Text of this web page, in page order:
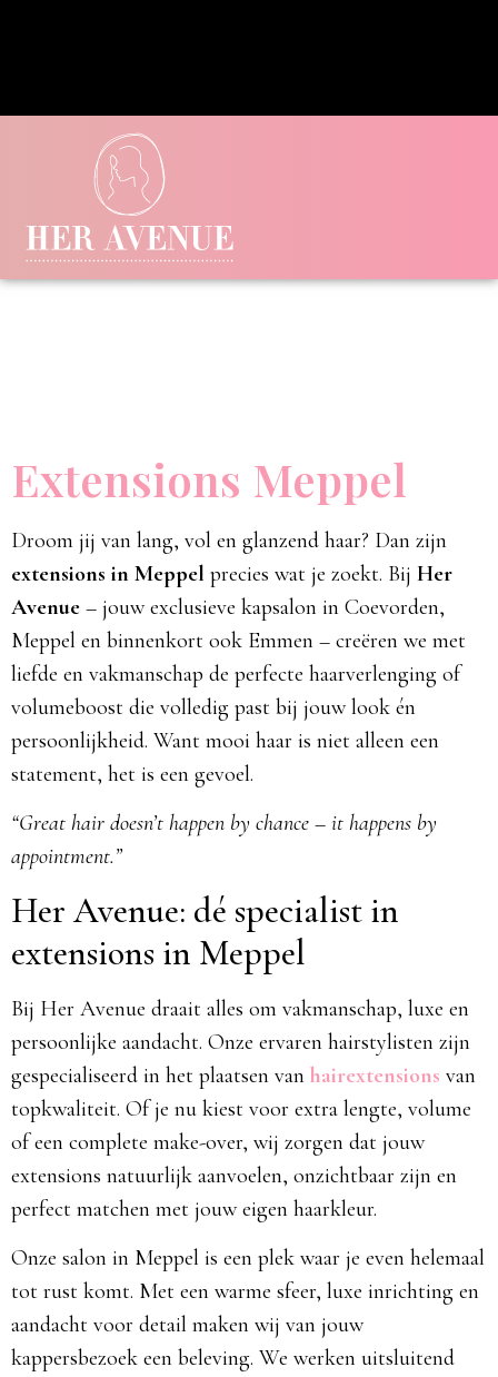
Extensions Meppel
Droom jij van lang, vol en glanzend haar? Dan zijn
extensions in Meppel precies wat je zoekt. Bij Her
Avenue – jouw exclusieve kapsalon in Coevorden,
Meppel en binnenkort ook Emmen – creëren we met
liefde en vakmanschap de perfecte haarverlenging of
volumeboost die volledig past bij jouw look én
persoonlijkheid. Want mooi haar is niet alleen een
statement, het is een gevoel.
“Great hair doesn’t happen by chance – it happens by
appointment.”
Her Avenue: dé specialist in
extensions in Meppel
Bij Her Avenue draait alles om vakmanschap, luxe en
persoonlijke aandacht. Onze ervaren hairstylisten zijn
gespecialiseerd in het plaatsen van hairextensions van
topkwaliteit. Of je nu kiest voor extra lengte, volume
of een complete make-over, wij zorgen dat jouw
extensions natuurlijk aanvoelen, onzichtbaar zijn en
perfect matchen met jouw eigen haarkleur.
Onze salon in Meppel is een plek waar je even helemaal
tot rust komt. Met een warme sfeer, luxe inrichting en
aandacht voor detail maken wij van jouw
kappersbezoek een beleving. We werken uitsluitend